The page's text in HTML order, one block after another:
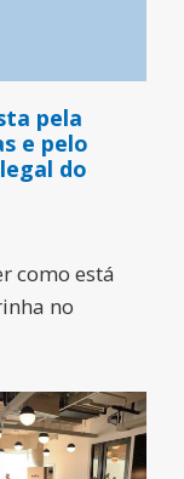
pela
e pelo
do
como está
no